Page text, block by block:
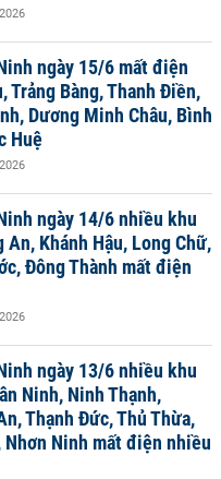
ngày 15/6 mất điện
Trảng Bàng, Thanh Điền,
Dương Minh Châu, Bình
Huệ
ngày 14/6 nhiều khu
An, Khánh Hậu, Long Chữ,
Đông Thành mất điện
ngày 13/6 nhiều khu
Ninh, Ninh Thạnh,
Thạnh Đức, Thủ Thừa,
Nhơn Ninh mất điện nhiều